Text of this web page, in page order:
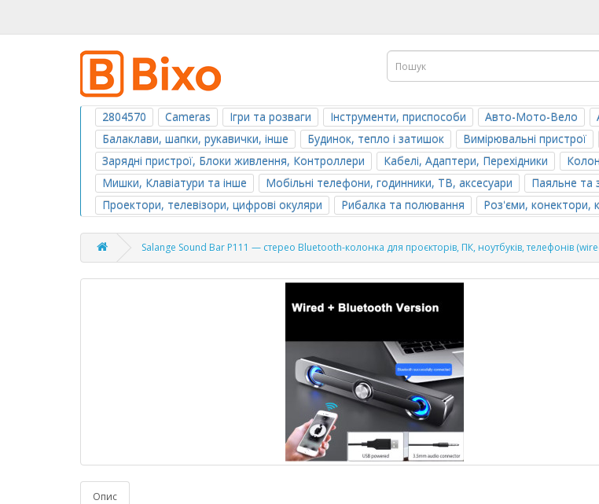
2804570 Cameras Ігри та розваги Інструменти, приспособи Авто-Мото-Вело
Балаклави, шапки, рукавички, інше
Будинок, тепло і затишок Вимірювальні пристрої
Зарядні пристрої, Блоки живлення, Контроллери
Кабелі, Адаптери, Перехідники
Мишки, Клавіатури та інше
Мобільні телефони, годинники, ТВ, аксесуари
Паяльне та
Проектори, телевізори, цифрові окуляри
Рибалка та полювання Роз'єми, конектори,
Salange Sound Bar P111 — стерео Bluetooth-колонка для проєкторів, ПК, ноутбуків, телефонів
Опис